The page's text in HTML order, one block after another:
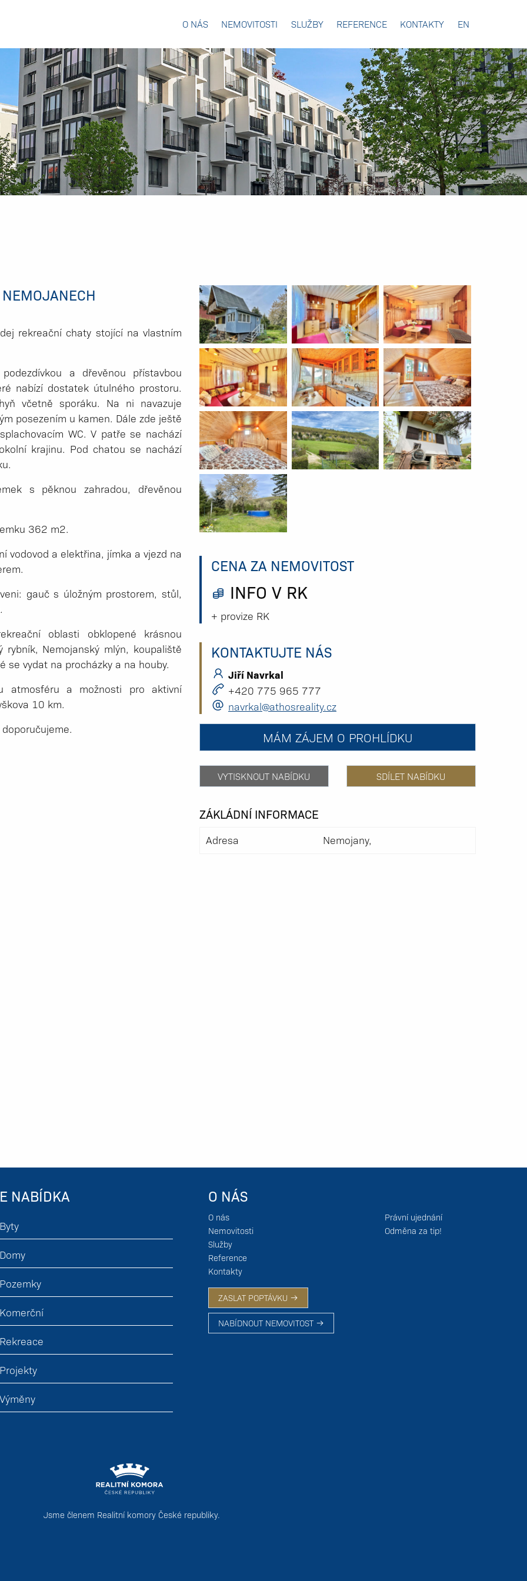
O NÁS NEMOVITOSTI SLUŽBY REFERENCE KONTAKTY EN
rekreační chaty stojící na vlastním
a dřevěnou přístavbou
nabízí dostatek útulného prostoru.
včetně sporáku. Na ni navazuje
posezením u kamen. Dále zde ještě
WC. V patře se nachází
krajinu. Pod chatou se nachází
s pěknou zahradou, dřevěnou
362 m2.
vodovod a elektřina, jímka a vjezd na
gauč s úložným prostorem, stůl,
oblasti obklopené krásnou
Nemojanský mlýn, koupaliště
se vydat na procházky a na houby.
atmosféru a možnosti pro aktivní
10 km.
CENA ZA NEMOVITOST
INFO V RK
+ provize RK
KONTAKTUJTE NÁS
Jiří Navrkal
+420 775 965 777
navrkal@athosreality.cz
MÁM ZÁJEM O PROHLÍDKU
VYTISKNOUT NABÍDKU SDÍLET NABÍDKU
ZÁKLÁDNÍ INFORMACE
Adresa Nemojany,
NABÍDKA
Byty
Domy
Pozemky
Komerční
Rekreace
Projekty
Výměny
O NÁS
O nás
Nemovitosti
Služby
Reference
Kontakty
ZASLAT POPTÁVKU
NABÍDNOUT NEMOVITOST
Právní ujednání
Odměna za tip!
Jsme členem Realitní komory České republiky.